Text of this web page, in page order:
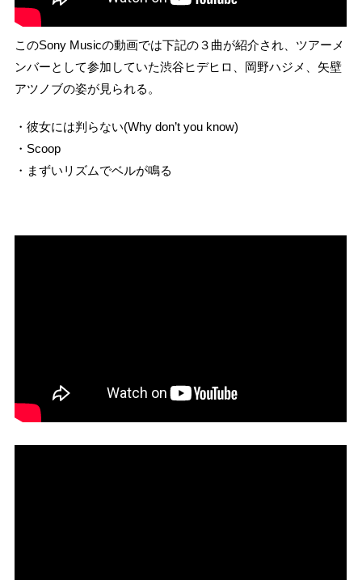
このSony Musicの動画では下記の３曲が紹介され、ツアーメ
ンバーとして参加していた渋谷ヒデヒロ、岡野ハジメ、矢壁
アツノブの姿が見られる。
・彼女には判らない(Why don’t you know)
・Scoop
・まずいリズムでベルが鳴る